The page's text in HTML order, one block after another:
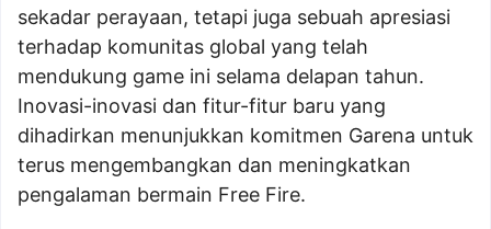
sekadar perayaan, tetapi juga sebuah apresiasi
terhadap komunitas global yang telah
mendukung game ini selama delapan tahun.
Inovasi-inovasi dan fitur-fitur baru yang
dihadirkan menunjukkan komitmen Garena untuk
terus mengembangkan dan meningkatkan
pengalaman bermain Free Fire.